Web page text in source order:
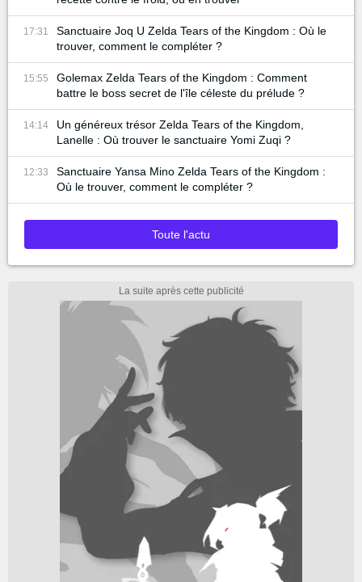
17:31
Sanctuaire Joq U Zelda Tears of the Kingdom : Où le
trouver, comment le compléter ?
15:55
Golemax Zelda Tears of the Kingdom : Comment
battre le boss secret de l'île céleste du prélude ?
14:14
Un généreux trésor Zelda Tears of the Kingdom,
Lanelle : Où trouver le sanctuaire Yomi Zuqi ?
12:33
Sanctuaire Yansa Mino Zelda Tears of the Kingdom :
Où le trouver, comment le compléter ?
Toute l'actu